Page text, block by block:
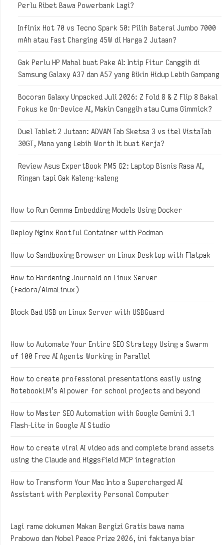
Perlu Ribet Bawa Powerbank Lagi?
Infinix Hot 70 vs Tecno Spark 50: Pilih Baterai Jumbo 7000
mAh atau Fast Charging 45W di Harga 2 Jutaan?
Gak Perlu HP Mahal buat Pake AI: Intip Fitur Canggih di
Samsung Galaxy A37 dan A57 yang Bikin Hidup Lebih Gampang
Bocoran Galaxy Unpacked Juli 2026: Z Fold 8 & Z Flip 8 Bakal
Fokus ke On-Device AI, Makin Canggih atau Cuma Gimmick?
Duel Tablet 2 Jutaan: ADVAN Tab Sketsa 3 vs itel VistaTab
30GT, Mana yang Lebih Worth It buat Kerja?
Review Asus ExpertBook PM5 G2: Laptop Bisnis Rasa AI,
Ringan tapi Gak Kaleng-kaleng
How to Run Gemma Embedding Models Using Docker
Deploy Nginx Rootful Container with Podman
How to Sandboxing Browser on Linux Desktop with Flatpak
How to Hardening Journald on Linux Server
(Fedora/AlmaLinux)
Block Bad USB on Linux Server with USBGuard
How to Automate Your Entire SEO Strategy Using a Swarm
of 100 Free AI Agents Working in Parallel
How to create professional presentations easily using
NotebookLM’s AI power for school projects and beyond
How to Master SEO Automation with Google Gemini 3.1
Flash-Lite in Google AI Studio
How to create viral AI video ads and complete brand assets
using the Claude and Higgsfield MCP integration
How to Transform Your Mac Into a Supercharged AI
Assistant with Perplexity Personal Computer
Lagi rame dokumen Makan Bergizi Gratis bawa nama
Prabowo dan Nobel Peace Prize 2026, ini faktanya biar